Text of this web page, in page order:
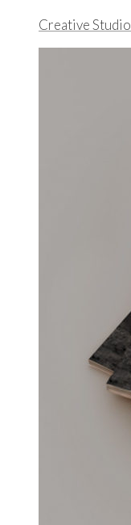
Creative Studio